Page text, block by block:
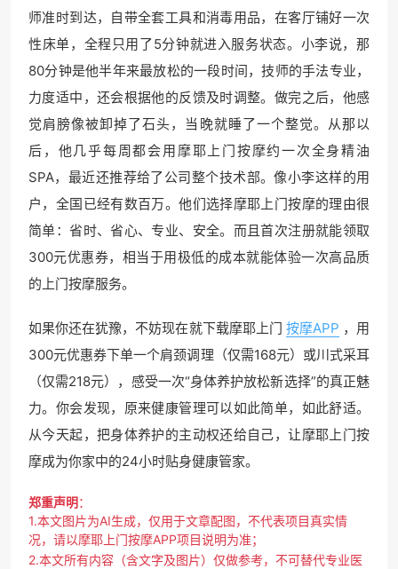
师准时到达，自带全套工具和消毒用品，在客厅铺好一次
性床单，全程只用了5分钟就进入服务状态。小李说，那
80分钟是他半年来最放松的一段时间，技师的手法专业，
力度适中，还会根据他的反馈及时调整。做完之后，他感
觉肩膀像被卸掉了石头，当晚就睡了一个整觉。从那以
后，他几乎每周都会用摩耶上门按摩约一次全身精油
SPA，最近还推荐给了公司整个技术部。像小李这样的用
户，全国已经有数百万。他们选择摩耶上门按摩的理由很
简单：省时、省心、专业、安全。而且首次注册就能领取
300元优惠券，相当于用极低的成本就能体验一次高品质
的上门按摩服务。
如果你还在犹豫，不妨现在就下载摩耶上门 按摩APP ，用
300元优惠券下单一个肩颈调理（仅需168元）或川式采耳
（仅需218元），感受一次“身体养护放松新选择”的真正魅
力。你会发现，原来健康管理可以如此简单，如此舒适。
从今天起，把身体养护的主动权还给自己，让摩耶上门按
摩成为你家中的24小时贴身健康管家。
郑重声明：
1.本文图片为AI生成，仅用于文章配图，不代表项目真实情
况，请以摩耶上门按摩APP项目说明为准；
2.本文所有内容（含文字及图片）仅做参考，不可替代专业医